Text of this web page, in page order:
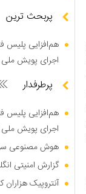
پربحث ترین
هم‌افزایی پلیس
اجرای پویش
پرطرفدار
هم‌افزایی پلیس
اجرای پویش
هوش مصنوعی
گزارش امنیتی
آنتروپیک هزاران